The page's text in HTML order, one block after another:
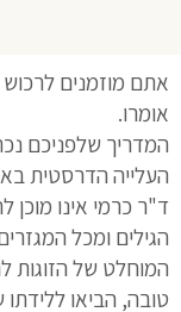
אתם מוזמנים
אומרו.
המדריך שלפניכם
העלייה הדרסטית
ד"ר כרמי אינו מוכן
הגילים ומכל
המוחלט של הזוגות
טובה, הביאו